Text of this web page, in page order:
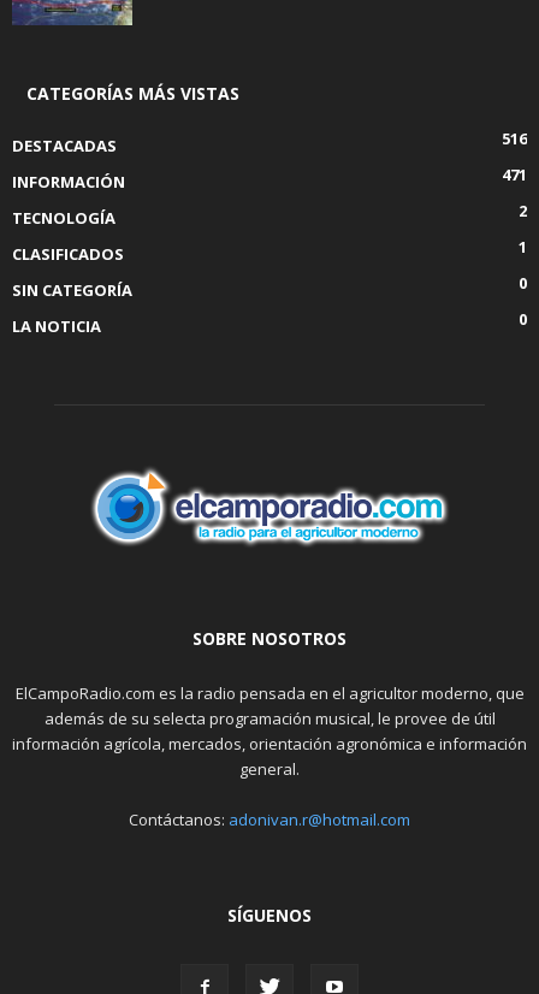
CATEGORÍAS MÁS VISTAS
DESTACADAS
516
INFORMACIÓN
471
TECNOLOGÍA
2
CLASIFICADOS
1
SIN CATEGORÍA
0
LA NOTICIA
0
SOBRE NOSOTROS
ElCampoRadio.com es la radio pensada en el agricultor moderno, que
además de su selecta programación musical, le provee de útil
información agrícola, mercados, orientación agronómica e información
general.
Contáctanos: adonivan.r@hotmail.com
SÍGUENOS